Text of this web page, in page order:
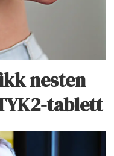
nesten
tablett